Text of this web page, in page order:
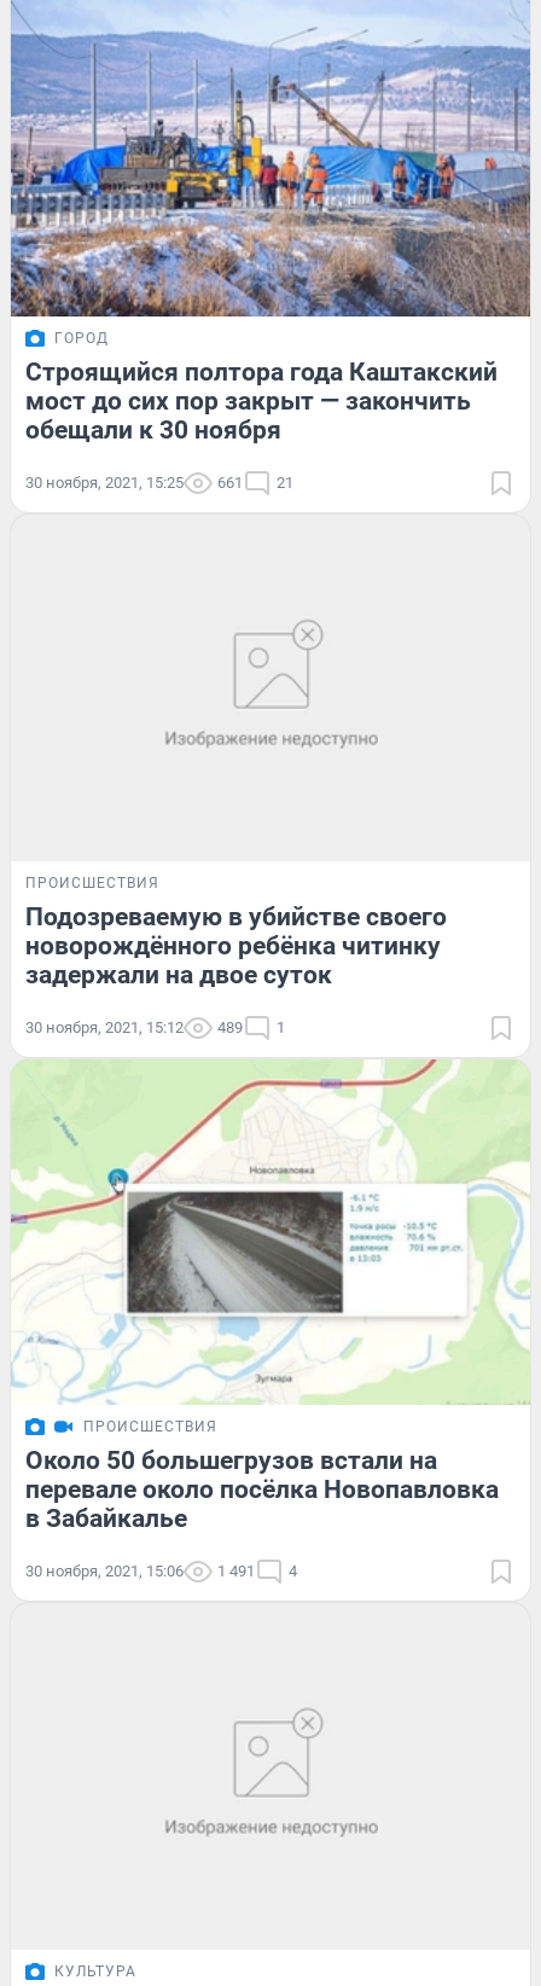
ГОРОД
Строящийся полтора года Каштакский
мост до сих пор закрыт — закончить
обещали к 30 ноября
30 ноября, 2021, 15:25 661 21
ПРОИСШЕСТВИЯ
Подозреваемую в убийстве своего
новорождённого ребёнка читинку
задержали на двое суток
30 ноября, 2021, 15:12 489 1
ПРОИСШЕСТВИЯ
Около 50 большегрузов встали на
перевале около посёлка Новопавловка
в Забайкалье
30 ноября, 2021, 15:06 1 491 4
КУЛЬТУРА